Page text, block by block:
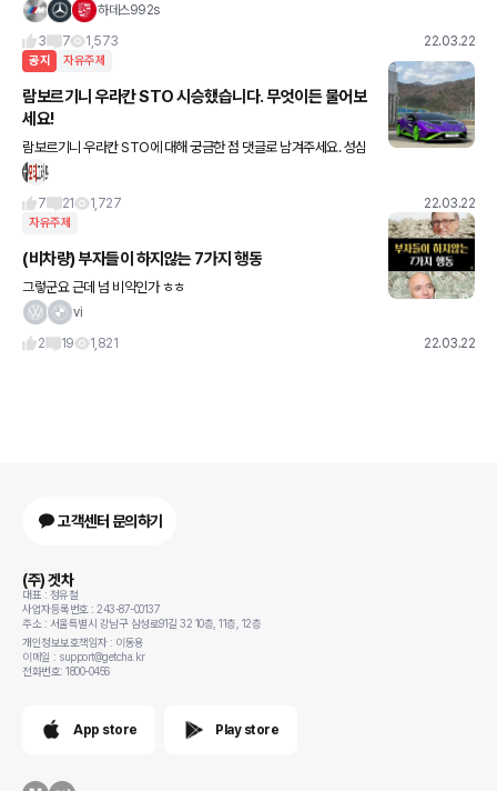
하데스992s
3
7 1,573 22.03.22
공지 자유주제
람보르기니 우라칸 STO 시승했습니다. 무엇이든 물어보
세요!
람보르기니 우라칸 STO에 대해 궁금한 점 댓글로 남겨주세요. 성심
성의껏 답변 드리겠습니다.
7 21 1,727 22.03.22
자유주제
(비차량) 부자들이 하지않는 7가지 행동
그렇군요 근데 넘 비약인가 ㅎㅎ
vi
2
19 1,821 22.03.22
고객센터 문의하기
(주) 겟차
대표 : 정유철
사업자등록번호 : 243-87-00137
주소 : 서울특별시 강남구 삼성로91길 32 10층, 11층, 12층
개인정보보호책임자 : 이동용
이메일 : support@getcha.kr
전화번호: 1800-0456
App store Play store